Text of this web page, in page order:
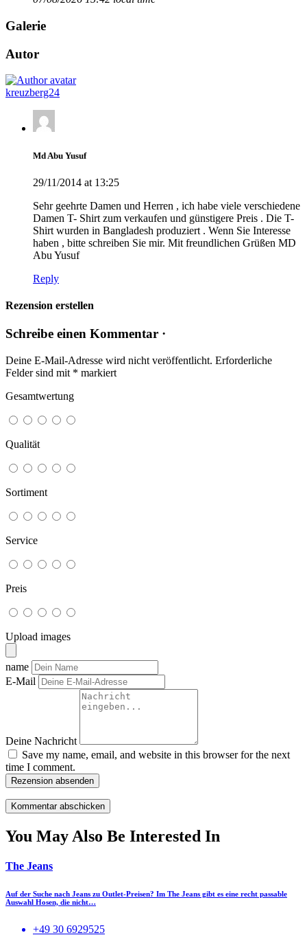
Galerie
Autor
kreuzberg24
Md Abu Yusuf
29/11/2014 at 13:25
Sehr geehrte Damen und Herren , ich habe viele verschiedene
Damen T- Shirt zum verkaufen und günstigere Preis . Die T-
Shirt wurden in Bangladesh produziert . Wenn Sie Interesse
haben , bitte schreiben Sie mir. Mit freundlichen Grüßen MD
Abu Yusuf
Reply
Rezension erstellen
Schreibe einen Kommentar ·
Deine E-Mail-Adresse wird nicht veröffentlicht. Erforderliche
Felder sind mit * markiert
Gesamtwertung
Qualität
Sortiment
Service
Preis
Upload images
name
E-Mail
Deine Nachricht
Save my name, email, and website in this browser for the next
time I comment.
Rezension absenden
You May Also Be Interested In
The Jeans
Auf der Suche nach Jeans zu Outlet-Preisen? Im The Jeans gibt es eine recht passable
Auswahl Hosen, die nicht…
+49 30 6929525